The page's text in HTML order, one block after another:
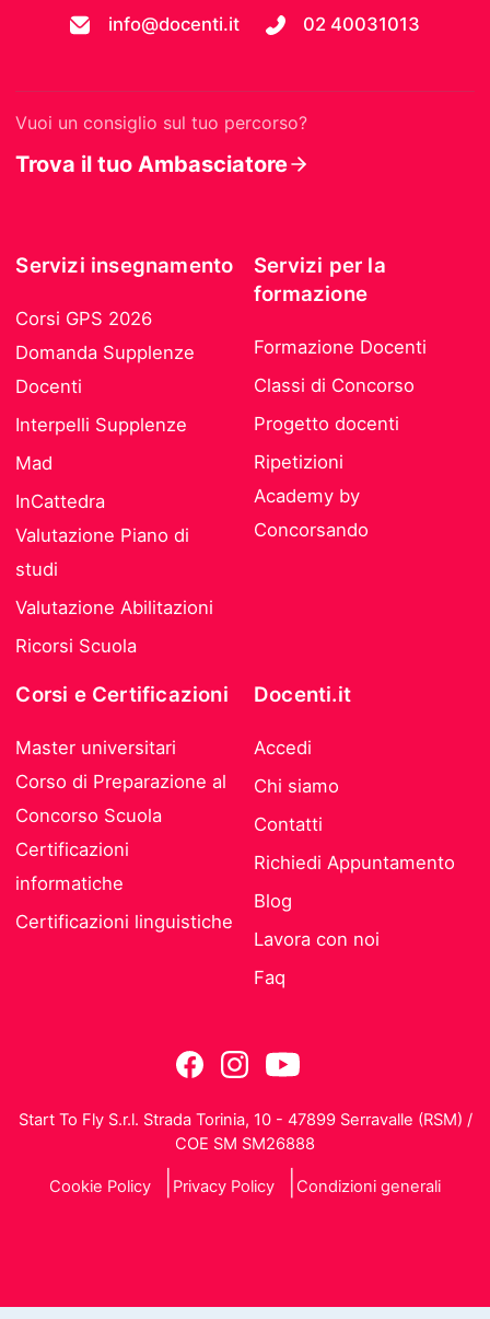
info@docenti.it 02 40031013
Vuoi un consiglio sul tuo percorso?
Trova il tuo Ambasciatore
Servizi insegnamento
Corsi GPS 2026
Domanda Supplenze
Docenti
Interpelli Supplenze
Mad
InCattedra
Valutazione Piano di
studi
Valutazione Abilitazioni
Ricorsi Scuola
Servizi per la
formazione
Formazione Docenti
Classi di Concorso
Progetto docenti
Ripetizioni
Academy by
Concorsando
Corsi e Certificazioni
Master universitari
Corso di Preparazione al
Concorso Scuola
Certificazioni
informatiche
Certificazioni linguistiche
Docenti.it
Accedi
Chi siamo
Contatti
Richiedi Appuntamento
Blog
Lavora con noi
Faq
Start To Fly S.r.l. Strada Torinia, 10 - 47899 Serravalle (RSM) /
COE SM SM26888
Cookie Policy Privacy Policy Condizioni generali